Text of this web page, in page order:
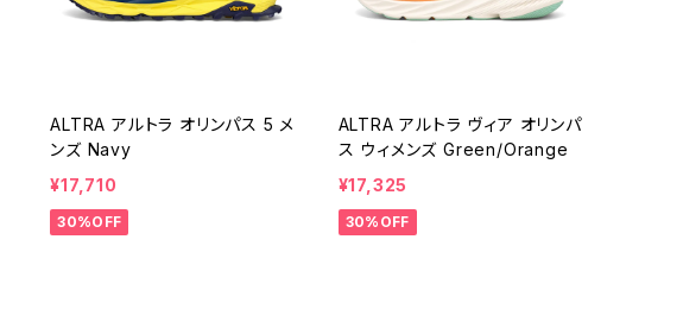
ALTRA アルトラ オリンパス 5 メ
ンズ Navy
¥17,710
30%OFF
ALTRA アルトラ ヴィア オリンパ
ス ウィメンズ Green/Orange
¥17,325
30%OFF